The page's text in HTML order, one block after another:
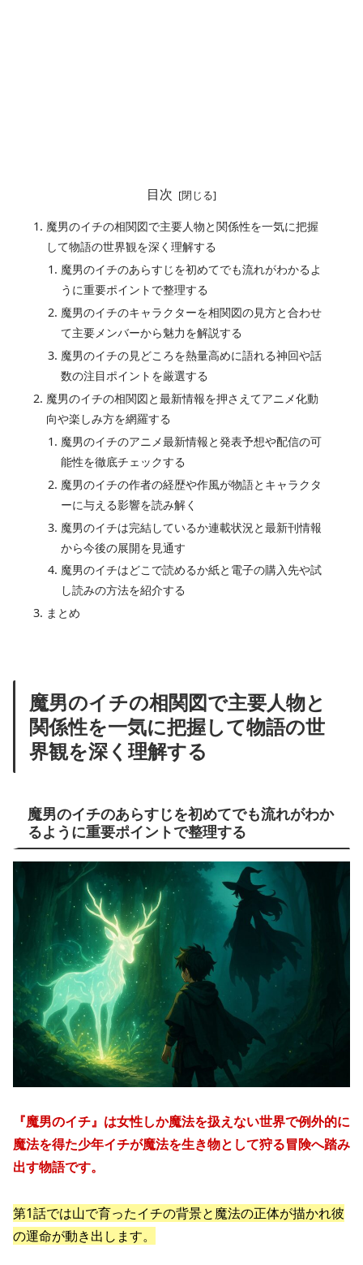
目次
魔男のイチの相関図で主要人物と関係性を一気に把握
して物語の世界観を深く理解する
魔男のイチのあらすじを初めてでも流れがわかるよ
うに重要ポイントで整理する
魔男のイチのキャラクターを相関図の見方と合わせ
て主要メンバーから魅力を解説する
魔男のイチの見どころを熱量高めに語れる神回や話
数の注目ポイントを厳選する
魔男のイチの相関図と最新情報を押さえてアニメ化動
向や楽しみ方を網羅する
魔男のイチのアニメ最新情報と発表予想や配信の可
能性を徹底チェックする
魔男のイチの作者の経歴や作風が物語とキャラクタ
ーに与える影響を読み解く
魔男のイチは完結しているか連載状況と最新刊情報
から今後の展開を見通す
魔男のイチはどこで読めるか紙と電子の購入先や試
し読みの方法を紹介する
まとめ
魔男のイチの相関図で主要人物と
関係性を一気に把握して物語の世
界観を深く理解する
魔男のイチのあらすじを初めてでも流れがわか
るように重要ポイントで整理する
『魔男のイチ』は女性しか魔法を扱えない世界で例外的に
魔法を得た少年イチが魔法を生き物として狩る冒険へ踏み
出す物語です。
第1話では山で育ったイチの背景と魔法の正体が描かれ彼
の運命が動き出します。